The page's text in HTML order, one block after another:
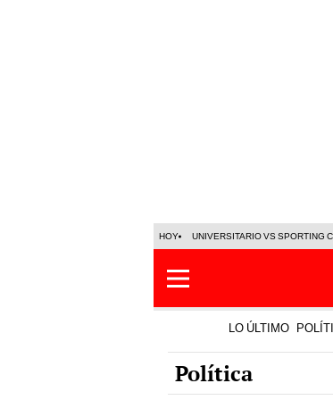
HOY UNIVERSITARIO VS SPORTING
LO ÚLTIMO
Política